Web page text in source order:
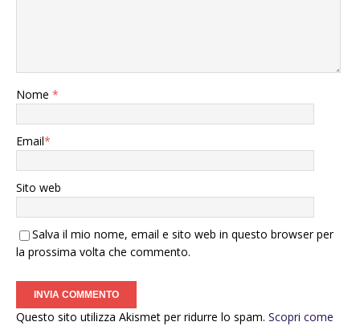
Nome *
Email*
Sito web
Salva il mio nome, email e sito web in questo browser per
la prossima volta che commento.
Questo sito utilizza Akismet per ridurre lo spam. Scopri come